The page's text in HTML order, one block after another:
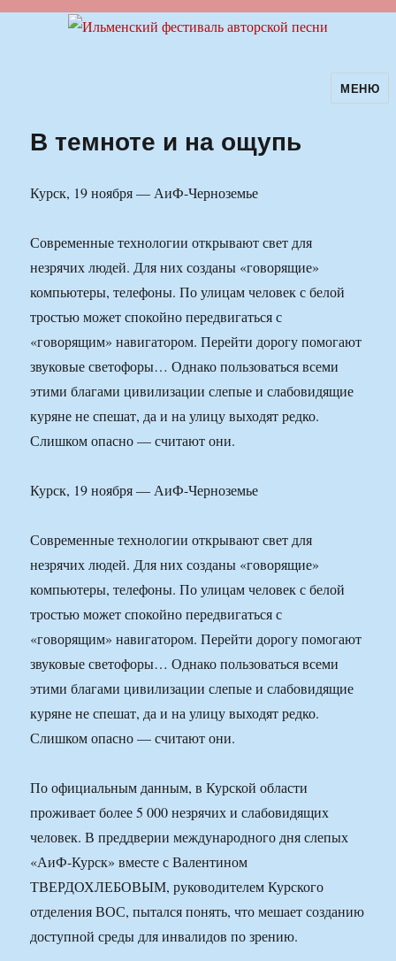
Ильменский фестиваль авторскойМЕНЮ
В темноте и на ощупь
Курск, 19 ноября — АиФ-Черноземье
Современные технологии открывают свет для
незрячих людей. Для них созданы «говорящие»
компьютеры, телефоны. По улицам человек с белой
тростью может спокойно передвигаться с
«говорящим» навигатором. Перейти дорогу помогают
звуковые светофоры… Однако пользоваться всеми
этими благами цивилизации слепые и слабовидящие
куряне не спешат, да и на улицу выходят редко.
Слишком опасно — считают они.
Курск, 19 ноября — АиФ-Черноземье
Современные технологии открывают свет для
незрячих людей. Для них созданы «говорящие»
компьютеры, телефоны. По улицам человек с белой
тростью может спокойно передвигаться с
«говорящим» навигатором. Перейти дорогу помогают
звуковые светофоры… Однако пользоваться всеми
этими благами цивилизации слепые и слабовидящие
куряне не спешат, да и на улицу выходят редко.
Слишком опасно — считают они.
По официальным данным, в Курской области
проживает более 5 000 незрячих и слабовидящих
человек. В преддверии международного дня слепых
«АиФ-Курск» вместе с Валентином
ТВЕРДОХЛЕБОВЫМ, руководителем Курского
отделения ВОС, пытался понять, что мешает созданию
доступной среды для инвалидов по зрению.